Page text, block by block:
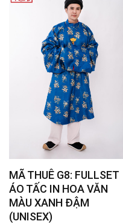
MÃ THUÊ G8: FULLSET
ÁO TẤC IN HOA VĂN
MÀU XANH ĐẬM
(UNISEX)